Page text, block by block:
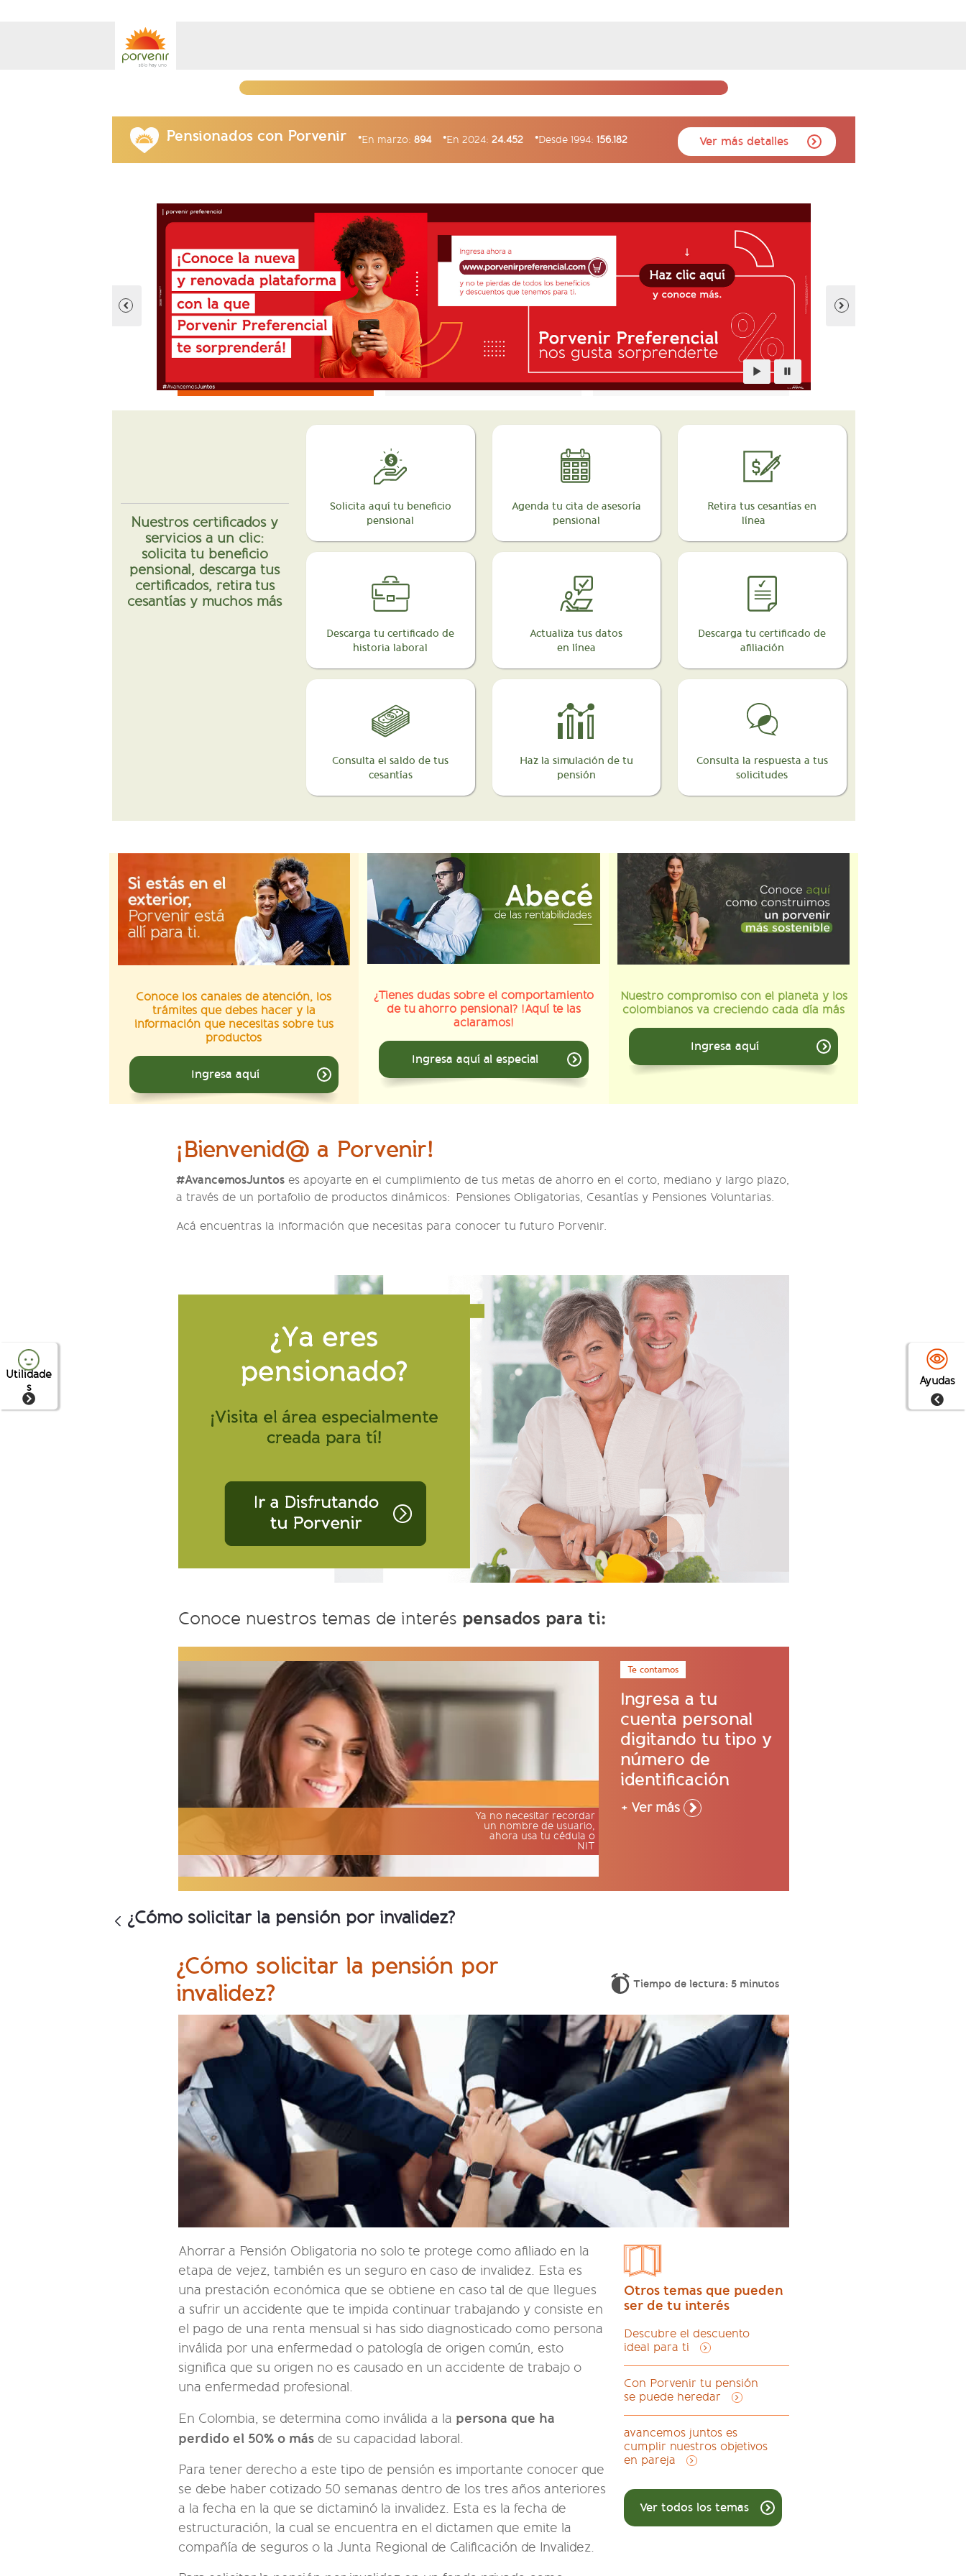
Ayudas
Pensionados con Porvenir En marzo: 894 En 2024: 24.452 Desde 1994: 156.182 Ver más detalles
Nuestros certificados y
servicios a un clic:
solicita tu beneficio
pensional, descarga tus
certificados, retira tus
cesantías y muchos más
Solicita aquí tu beneficio
pensional
Descarga tu certificado de
historia laboral
Consulta el saldo de tus
cesantías
Agenda tu cita de asesoría
pensional
Actualiza tus datos
en línea
Haz la simulación de tu
pensión
Retira tus cesantías en
línea
Descarga tu certificado de
afiliación
Consulta la respuesta a tus
solicitudes
Conoce los canales de atención, los
trámites que debes hacer y la
información que necesitas sobre tus
productos
Ingresa aquí
¿Tienes dudas sobre el comportamiento
de tu ahorro pensional? !Aquí te las
aclaramos!
Ingresa aquí al especial
Nuestro compromiso con el planeta y los
colombianos va creciendo cada día más
Ingresa aquí
¡Bienvenid@ a Porvenir!
#AvancemosJuntos es apoyarte en el cumplimiento de tus metas de ahorro en el corto, mediano y largo plazo,
a través de un portafolio de productos dinámicos: Pensiones Obligatorias, Cesantías y Pensiones Voluntarias.
Acá encuentras la información que necesitas para conocer tu futuro Porvenir.
Utilidade
s
Conoce nuestros temas de interés pensados para ti:
Ya no necesitar recordar
un nombre de usuario,
ahora usa tu cédula o
NIT
Te contamos
Ingresa a tu
cuenta personal
digitando tu tipo y
número de
identificación
+ Ver más
¿Cómo solicitar la pensión por invalidez?
¿Cómo solicitar la pensión por
invalidez?
Tiempo de lectura: 5 minutos
Ahorrar a Pensión Obligatoria no solo te protege como afiliado en la
etapa de vejez, también es un seguro en caso de invalidez. Esta es
una prestación económica que se obtiene en caso tal de que llegues
a sufrir un accidente que te impida continuar trabajando y consiste en
el pago de una renta mensual si has sido diagnosticado como persona
inválida por una enfermedad o patología de origen común, esto
significa que su origen no es causado en un accidente de trabajo o
una enfermedad profesional.
En Colombia, se determina como inválida a la persona que ha
perdido el 50% o más de su capacidad laboral.
Para tener derecho a este tipo de pensión es importante conocer que
se debe haber cotizado 50 semanas dentro de los tres años anteriores
a la fecha en la que se dictaminó la invalidez. Esta es la fecha de
estructuración, la cual se encuentra en el dictamen que emite la
compañía de seguros o la Junta Regional de Calificación de Invalidez.
Otros temas que pueden
ser de tu interés
Descubre el descuento
ideal para ti
Con Porvenir tu pensión
se puede heredar
avancemos juntos es
cumplir nuestros objetivos
en pareja
Ver todos los temas